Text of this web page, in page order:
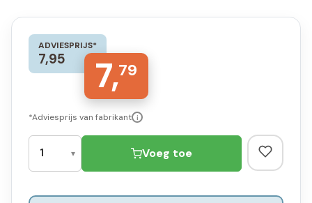
ADVIESPRIJS*
7,95 7,79
*Adviesprijs van fabrikant i
Voeg toe